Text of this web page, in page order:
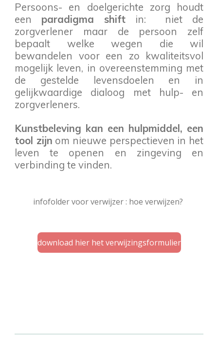
Persoons- en doelgerichte zorg houdt
een paradigma shiftin: niet de
zorgverlener maar de persoon zelf
bepaalt welke wegen die wil
bewandelen voor een zo kwaliteitsvol
mogelijk leven, in overeenstemming met
de gestelde levensdoelen en in
gelijkwaardige dialoog met hulp- en
zorgverleners.
Kunstbeleving kan een hulpmiddel, een
tool zijn om nieuwe perspectieven in het
leven te openen en zingeving en
verbinding te vinden.
infofolder voor verwijzer : hoe verwijzen?
download hier het verwijzingsformulier